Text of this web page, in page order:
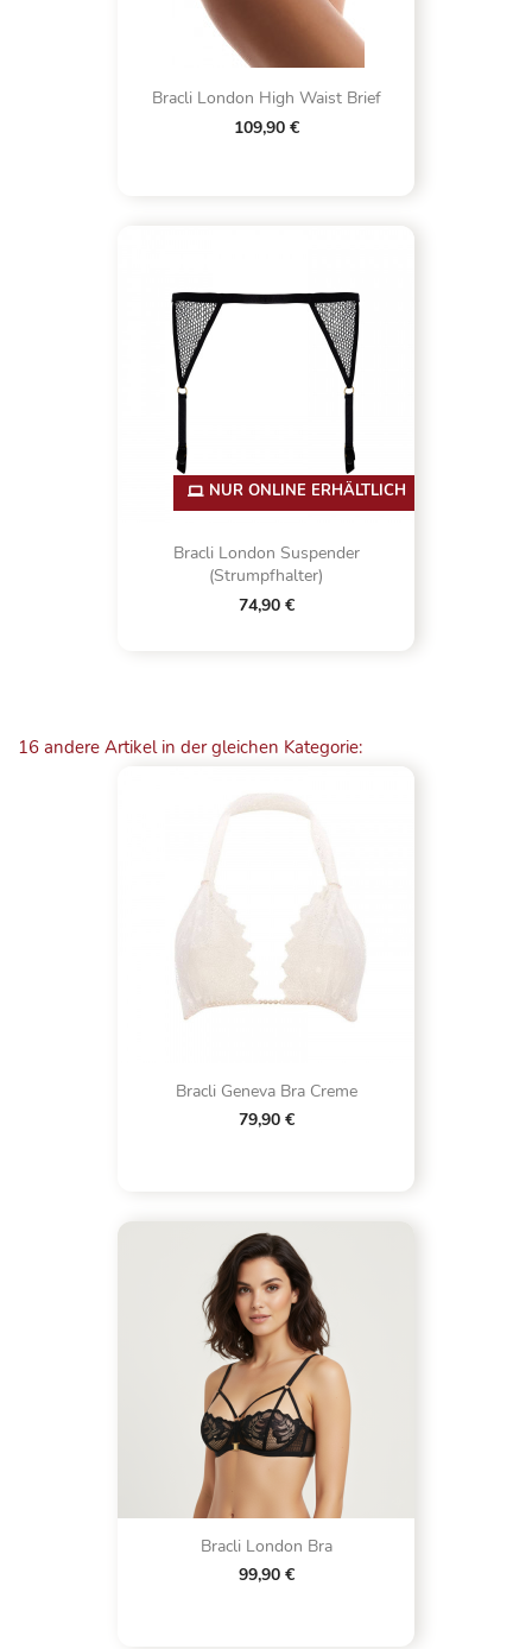
Bracli London High Waist Brief
109,90 €
Bracli London Suspender
(Strumpfhalter)
74,90 €
NUR ONLINE ERHÄLTLICH
16 andere Artikel in der gleichen Kategorie:
Bracli Geneva Bra Creme
79,90 €
Bracli London Bra
99,90 €